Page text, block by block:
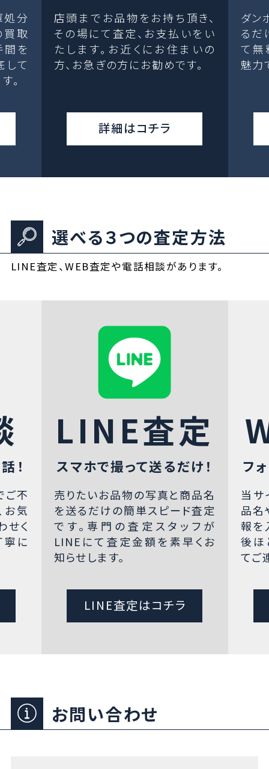
処分
取
間を
して
。
店頭までお品物をお持ち頂き、
その場にて査定、お支払いをい
たします。お近くにお住まいの
方、お急ぎの方にお勧めです。
詳細はコチラ
ダン
るだ
て無
魅力
選べる３つの査定方法
LINE査定、WEB査定や電話相談があります。
！
ご不
お気
せく
寧に
LINE査定
スマホで撮って送るだけ！
売りたいお品物の写真と商品名
を送るだけの簡単スピード査定
です。専門の査定スタッフが
LINEにて査定金額を素早くお
知らせします。
LINE査定はコチラ
フ
当サ
品名
報を
後ほ
てご
お問い合わせ